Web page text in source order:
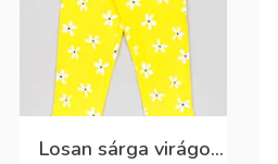
Losan sárga virágos 3/4-es leggings